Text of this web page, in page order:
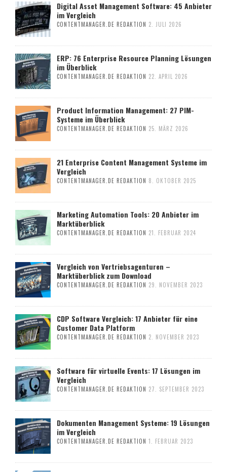
Digital Asset Management Software: 45 Anbieter
im Vergleich
CONTENTMANAGER.DE REDAKTION 2. JULI 2026
ERP: 76 Enterprise Resource Planning Lösungen
im Überblick
CONTENTMANAGER.DE REDAKTION 22. APRIL 2026
Product Information Management: 27 PIM-
Systeme im Überblick
CONTENTMANAGER.DE REDAKTION 25. MÄRZ 2026
21 Enterprise Content Management Systeme im
Vergleich
CONTENTMANAGER.DE REDAKTION 8. OKTOBER 2025
Marketing Automation Tools: 20 Anbieter im
Marktüberblick
CONTENTMANAGER.DE REDAKTION 21. FEBRUAR 2024
Vergleich von Vertriebsagenturen –
Marktüberblick zum Download
CONTENTMANAGER.DE REDAKTION 29. NOVEMBER 2023
CDP Software Vergleich: 17 Anbieter für eine
Customer Data Platform
CONTENTMANAGER.DE REDAKTION 2. NOVEMBER 2023
Software für virtuelle Events: 17 Lösungen im
Vergleich
CONTENTMANAGER.DE REDAKTION 27. SEPTEMBER 2023
Dokumenten Management Systeme: 19 Lösungen
im Vergleich
CONTENTMANAGER.DE REDAKTION 1. FEBRUAR 2023